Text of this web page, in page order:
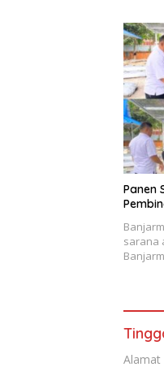
Panen
sarana
Alamat